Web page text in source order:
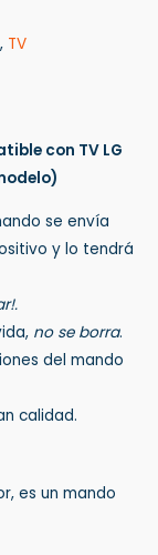
, TV
con TV LG
se envía
y lo tendrá
no se borra.
del mando
calidad.
es un mando